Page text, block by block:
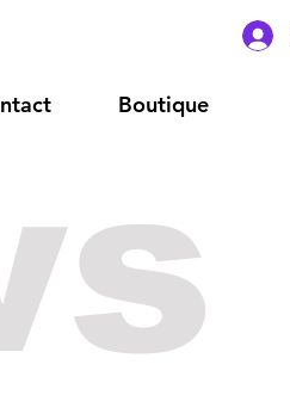
Boutique